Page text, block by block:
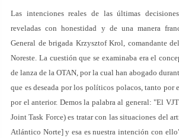
Las intenciones reales de las últimas
reveladas con honestidad y de una manera
General de brigada Krzysztof Krol, comandante
Noreste. La cuestión que se examinaba era el
de lanza de la OTAN, por la cual han abogado
que es deseada por los políticos polacos, tanto por
por el anterior. Demos la palabra al general: "El
Joint Task Force) es tratar con las situaciones del
Atlántico Norte] y esa es nuestra intención con